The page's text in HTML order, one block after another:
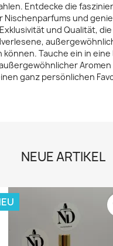
Entdecke die
Nischenparfums und
Exklusivität und Qualität,
können. Tauche ein in
ganz persönlichen
NEUE ARTIKEL